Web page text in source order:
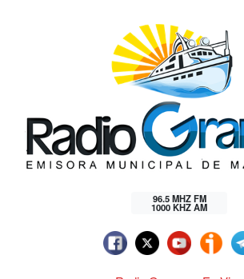
96.5 MHZ FM
1000 KHZ AM